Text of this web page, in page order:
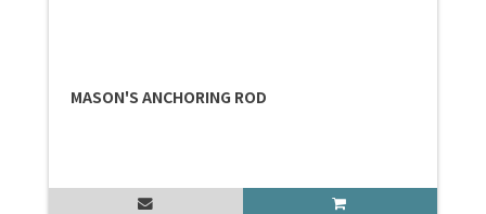
MASON'S ANCHORING ROD